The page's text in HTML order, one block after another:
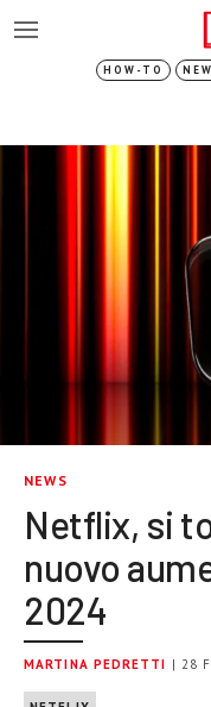
HOW-TO
NEWS
Netflix, si
nuovo
2024
MARTINA PEDRETTI | 28